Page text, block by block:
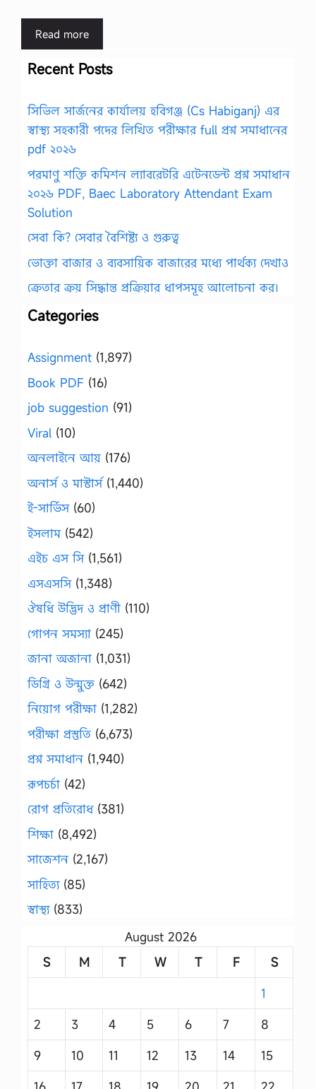
Read more
Recent Posts
সিভিল সার্জনের কার্যালয় হবিগঞ্জ (Cs Habiganj) এর
স্বাস্থ্য সহকারী পদের লিখিত পরীক্ষার full প্রশ্ন সমাধানের
pdf ২০২৬
পরমাণু শক্তি কমিশন ল্যাবরেটরি এটেনডেন্ট প্রশ্ন সমাধান
২০২৬ PDF, Baec Laboratory Attendant Exam
Solution
সেবা কি? সেবার বৈশিষ্ট্য ও গুরুত্ব
ভোক্তা বাজার ও ব্যবসায়িক বাজারের মধ্যে পার্থক্য দেখাও
ক্রেতার ক্রয় সিদ্ধান্ত প্রক্রিয়ার ধাপসমূহ আলোচনা কর।
Categories
Assignment (1,897)
Book PDF (16)
job suggestion (91)
Viral (10)
অনলাইনে আয় (176)
অনার্স ও মাস্টার্স(1,440)
ই-সার্ভিস(60)
ইসলাম(542)
এইচ এস সি(1,561)
এসএসসি(1,348)
ঔষধি উদ্ভিদ ও প্রাণী (110)
গোপন সমস্যা (245)
জানা অজানা (1,031)
ডিগ্রি ও উন্মুক্ত (642)
নিয়োগ পরীক্ষা (1,282)
পরীক্ষা প্রস্তুতি (6,673)
প্রশ্ন সমাধান (1,940)
রূপচর্চা (42)
রোগ প্রতিরোধ(381)
শিক্ষা (8,492)
সাজেশন (2,167)
সাহিত্য(85)
স্বাস্থ্য(833)
August 2026
S
M T W T F
S
1
2
3 4 5 6 7
8
9
10 11 12 13 14
15